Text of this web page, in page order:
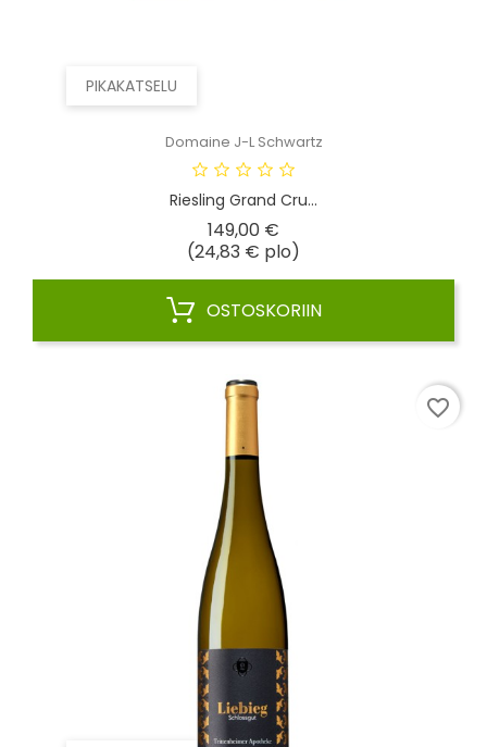
PIKAKATSELU
Domaine J-L Schwartz
Riesling Grand Cru...
149,00 €
(24,83 € plo)
OSTOSKORIIN
favorite_border